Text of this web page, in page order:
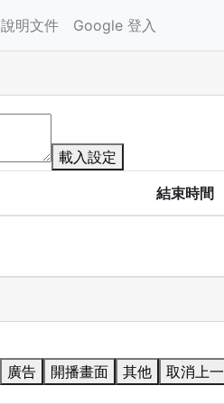
說明文件 Google 登入
載入設定
結束時間
廣告 開播畫面 其他 取消上